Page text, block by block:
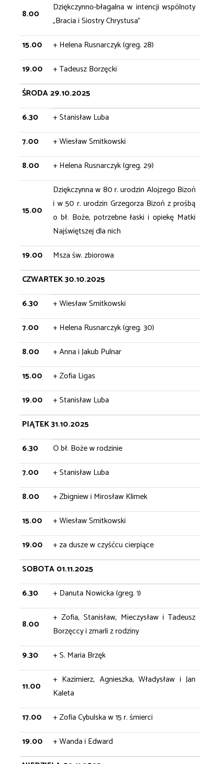
8.00
Dziękczynno-błagalna w intencji wspólnoty
„Bracia i Siostry Chrystusa”
15.00
+ Helena Rusnarczyk (greg. 28)
19.00
+ Tadeusz Borzęcki
ŚRODA 29.10.2025
6.30
+ Stanisław Luba
7.00
+ Wiesław Smitkowski
8.00
+ Helena Rusnarczyk (greg. 29)
15.00
Dziękczynna w 80 r. urodzin Alojzego Bizoń
i w 50 r. urodzin Grzegorza Bizoń z prośbą
o bł. Boże, potrzebne łaski i opiekę Matki
Najświętszej dla nich
19.00
Msza św. zbiorowa
CZWARTEK 30.10.2025
6.30
+ Wiesław Smitkowski
7.00
+ Helena Rusnarczyk (greg. 30)
8.00
+ Anna i Jakub Pulnar
15.00
+ Zofia Ligas
19.00
+ Stanisław Luba
PIĄTEK 31.10.2025
6.30
O bł. Boże w rodzinie
7.00
+ Stanisław Luba
8.00
+ Zbigniew i Mirosław Klimek
15.00
+ Wiesław Smitkowski
19.00
+ za dusze w czyśćcu cierpiące
SOBOTA 01.11.2025
6.30
+ Danuta Nowicka (greg. 1)
8.00
+ Zofia, Stanisław, Mieczysław i Tadeusz
Borzęccy i zmarli z rodziny
9.30
+ S. Maria Brzęk
11.00
+ Kazimierz, Agnieszka, Władysław i Jan
Kaleta
17.00
+ Zofia Cybulska w 15 r. śmierci
19.00
+ Wanda i Edward